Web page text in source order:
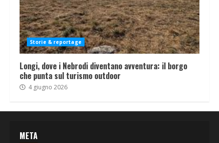
Storie & reportage
Longi, dove i Nebrodi diventano avventura: il borgo
che punta sul turismo outdoor
4 giugno 2026
META